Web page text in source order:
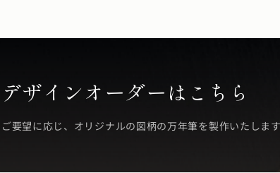
デザインオーダーはこちら
ご要望に応じ、オリジナルの図柄の万年筆を製作いたしま